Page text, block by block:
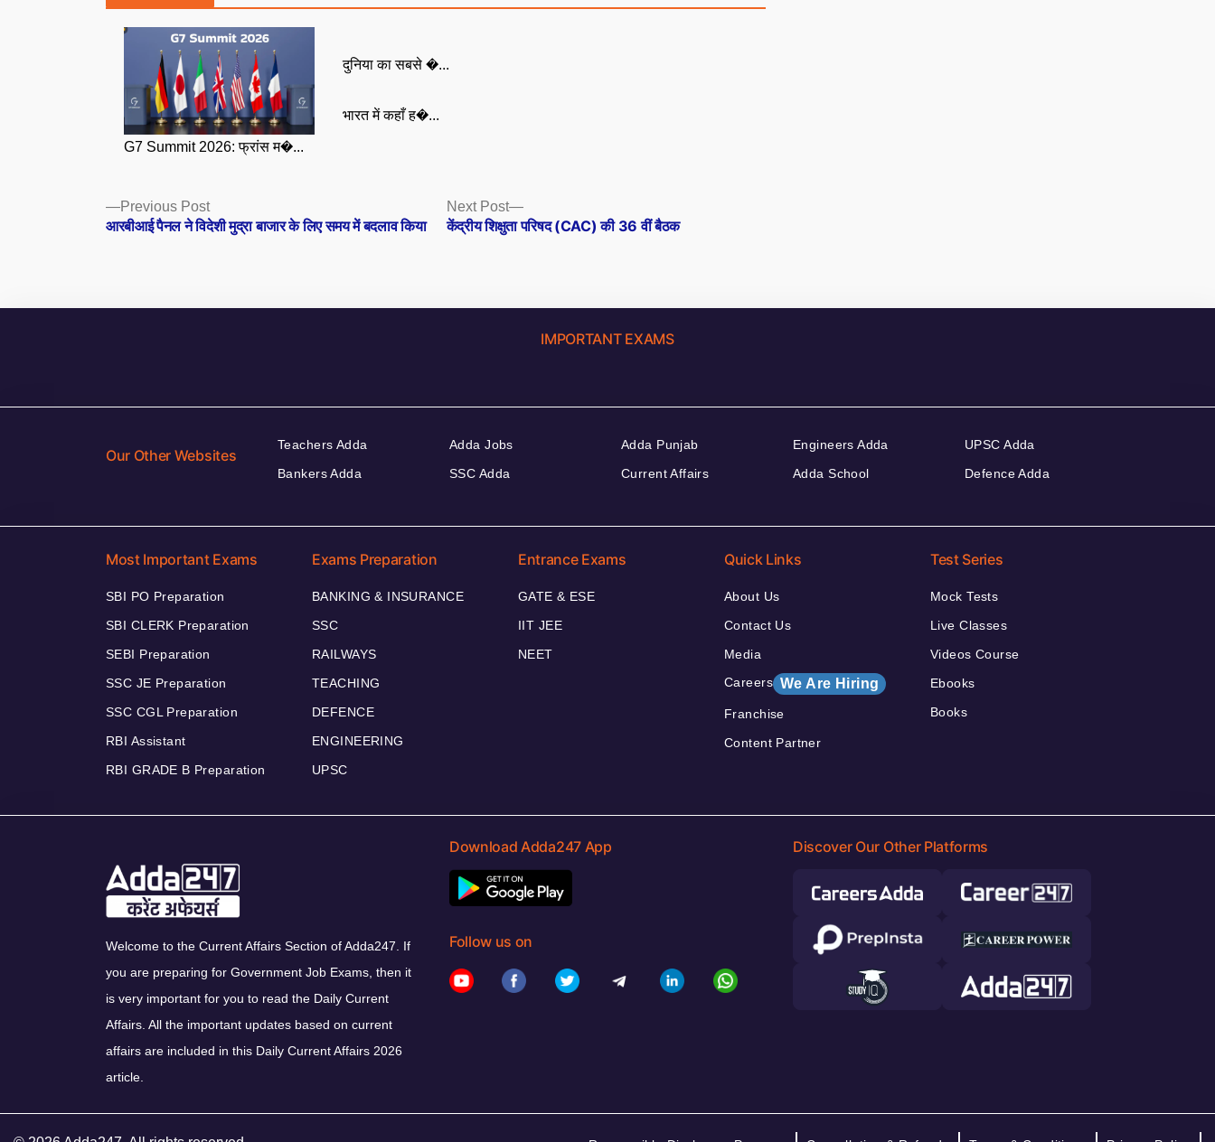
G7 Summit 2026: फ्रांस म�...
दुनिया का सबसे �...
भारत में कहाँ ह�...
Posts
navigation
Previous PostPrevious
post:
आरबीआई पैनल ने विदेशी मुद्रा बाजार के लिए समय में बदलाव किया
Next Post
Next
post:
केंद्रीय शिक्षुता परिषद (CAC) की 36 वीं बैठक
IMPORTANT EXAMS
Our Other Websites
Teachers Adda
Bankers Adda
Adda Jobs
SSC Adda
Adda Punjab
Current Affairs
Engineers Adda
Adda School
UPSC Adda
Defence Adda
Most Important Exams
SBI PO Preparation
SBI CLERK Preparation
SEBI Preparation
SSC JE Preparation
SSC CGL Preparation
RBI Assistant
RBI GRADE B Preparation
Exams Preparation
BANKING & INSURANCE
SSC
RAILWAYS
TEACHING
DEFENCE
ENGINEERING
UPSC
Entrance Exams
GATE & ESE
IIT JEE
NEET
Quick Links
About Us
Contact Us
Media
Careers We Are Hiring
Franchise
Content Partner
Test Series
Mock Tests
Live Classes
Videos Course
Ebooks
Books
Welcome to the Current Affairs Section of Adda247. If
you are preparing for Government Job Exams, then it
is very important for you to read the Daily Current
Affairs. All the important updates based on current
affairs are included in this Daily Current Affairs 2026
article.
Download Adda247 App
Follow us on
Discover Our Other Platforms